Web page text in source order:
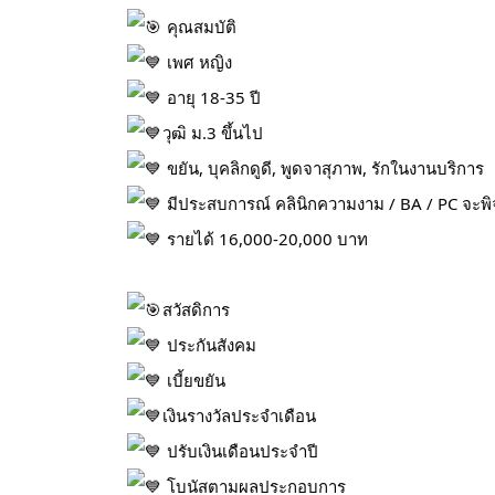
คุณสมบัติ
เพศ หญิง
อายุ 18-35 ปี
วุฒิ ม.3 ขึ้นไป
ขยัน, บุคลิกดูดี, พูดจาสุภาพ, รักในงานบริการ
มีประสบการณ์ คลินิกความงาม / BA / PC จะ
รายได้ 16,000-20,000 บาท
สวัสดิการ
ประกันสังคม
เบี้ยขยัน
เงินรางวัลประจำเดือน
ปรับเงินเดือนประจำปี
โบนัสตามผลประกอบการ